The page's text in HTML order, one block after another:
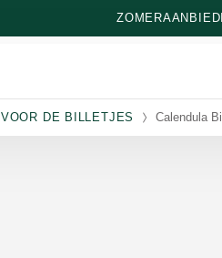
VOOR DE BILLETJES Calendula